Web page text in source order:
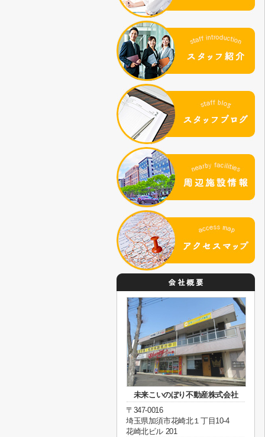
未来こいのぼり不動産株式会社
〒347-0016
埼玉県加須市花崎北１丁目10-4
花崎北ビル 201